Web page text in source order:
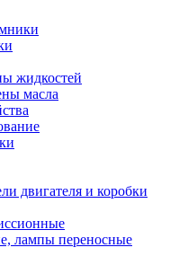
жидкостей
масла
двигателя и коробки
лампы переносные